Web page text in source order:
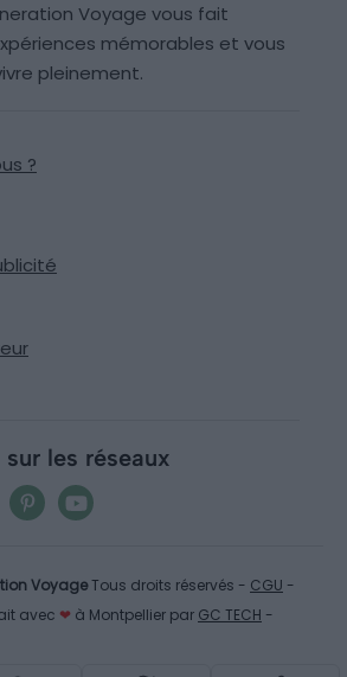
Voyage vous fait
mémorables et vous
pleinement.
?
les réseaux
VoyageTous droits réservés - CGU -
avec ❤ à Montpellier par GC TECH -